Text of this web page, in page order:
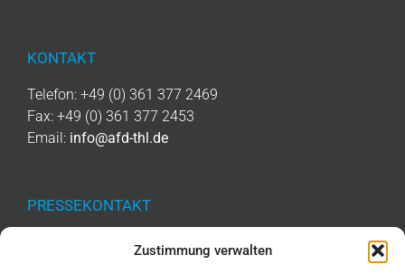
Zustimmung verwalten
KONTAKT
Telefon: +49 (0) 361 377 2469
Fax: +49 (0) 361 377 2453
Email: info@afd-thl.de
PRESSEKONTAKT
Telefon: +49 (0) 361 377 2476